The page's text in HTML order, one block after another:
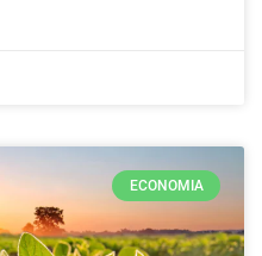
ECONOMIA